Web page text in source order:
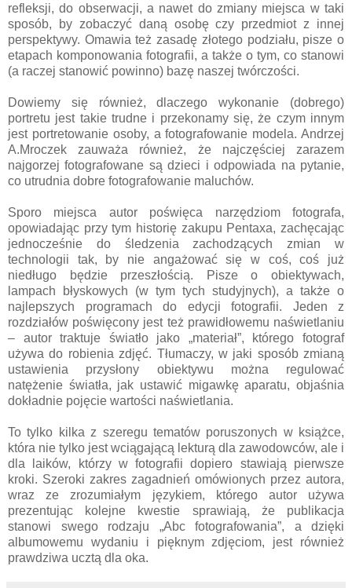
refleksji, do obserwacji, a nawet do zmiany miejsca w taki
sposób, by zobaczyć daną osobę czy przedmiot z innej
perspektywy. Omawia też zasadę złotego podziału, pisze o
etapach komponowania fotografii, a także o tym, co stanowi
(a raczej stanowić powinno) bazę naszej twórczości.
Dowiemy się również, dlaczego wykonanie (dobrego)
portretu jest takie trudne i przekonamy się, że czym innym
jest portretowanie osoby, a fotografowanie modela. Andrzej
A.Mroczek zauważa również, że najczęściej zarazem
najgorzej fotografowane są dzieci i odpowiada na pytanie,
co utrudnia dobre fotografowanie maluchów.
Sporo miejsca autor poświęca narzędziom fotografa,
opowiadając przy tym historię zakupu Pentaxa, zachęcając
jednocześnie do śledzenia zachodzących zmian w
technologii tak, by nie angażować się w coś, coś już
niedługo będzie przeszłością. Pisze o obiektywach,
lampach błyskowych (w tym tych studyjnych), a także o
najlepszych programach do edycji fotografii. Jeden z
rozdziałów poświęcony jest też prawidłowemu naświetlaniu
– autor traktuje światło jako „materiał”, którego fotograf
używa do robienia zdjęć. Tłumaczy, w jaki sposób zmianą
ustawienia przysłony obiektywu można regulować
natężenie światła, jak ustawić migawkę aparatu, objaśnia
dokładnie pojęcie wartości naświetlania.
To tylko kilka z szeregu tematów poruszonych w książce,
która nie tylko jest wciągającą lekturą dla zawodowców, ale i
dla laików, którzy w fotografii dopiero stawiają pierwsze
kroki. Szeroki zakres zagadnień omówionych przez autora,
wraz ze zrozumiałym językiem, którego autor używa
prezentując kolejne kwestie sprawiają, że publikacja
stanowi swego rodzaju „Abc fotografowania”, a dzięki
albumowemu wydaniu i pięknym zdjęciom, jest również
prawdziwa ucztą dla oka.